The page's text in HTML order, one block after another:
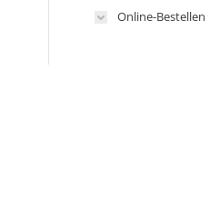
Online-Bestellen